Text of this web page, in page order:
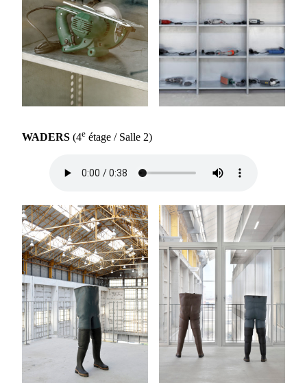
WADERS (4e étage / Salle 2)